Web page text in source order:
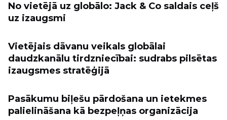
No vietējā uz globālo: Jack & Co saldais ceļš
uz izaugsmi
Vietējais dāvanu veikals globālai
daudzkanālu tirdzniecībai: sudrabs pilsētas
izaugsmes stratēģijā
Pasākumu biļešu pārdošana un ietekmes
palielināšana kā bezpeļņas organizācija